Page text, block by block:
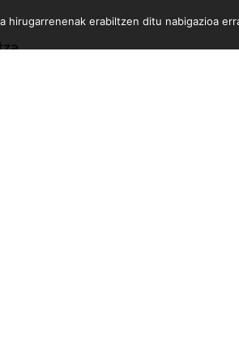
hirugarrenenak erabiltzen ditu nabigazioa